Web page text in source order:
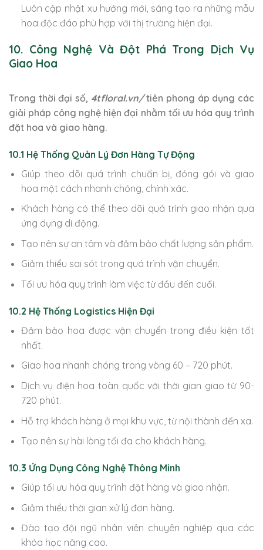
Luôn cập nhật xu hướng mới, sáng tạo ra những mẫu
hoa độc đáo phù hợp với thị trường hiện đại.
10. Công Nghệ Và Đột Phá Trong Dịch Vụ
Giao Hoa
Trong thời đại số, 4tfloral.vn/tiên phong áp dụng các
giải pháp công nghệ hiện đại nhằm tối ưu hóa quy trình
đặt hoa và giao hàng.
10.1 Hệ Thống Quản Lý Đơn Hàng Tự Động
Giúp theo dõi quá trình chuẩn bị, đóng gói và giao
hoa một cách nhanh chóng, chính xác.
Khách hàng có thể theo dõi quá trình giao nhận qua
ứng dụng di động.
Tạo nên sự an tâm và đảm bảo chất lượng sản phẩm.
Giảm thiểu sai sót trong quá trình vận chuyển.
Tối ưu hóa quy trình làm việc từ đầu đến cuối.
10.2 Hệ Thống Logistics Hiện Đại
Đảm bảo hoa được vận chuyển trong điều kiện tốt
nhất.
Giao hoa nhanh chóng trong vòng 60 – 720 phút.
Dịch vụ điện hoa toàn quốc với thời gian giao từ 90-
720 phút.
Hỗ trợ khách hàng ở mọi khu vực, từ nội thành đến xa.
Tạo nên sự hài lòng tối đa cho khách hàng.
10.3 Ứng Dụng Công Nghệ Thông Minh
Giúp tối ưu hóa quy trình đặt hàng và giao nhận.
Giảm thiểu thời gian xử lý đơn hàng.
Đào tạo đội ngũ nhân viên chuyên nghiệp qua các
khóa học nâng cao.